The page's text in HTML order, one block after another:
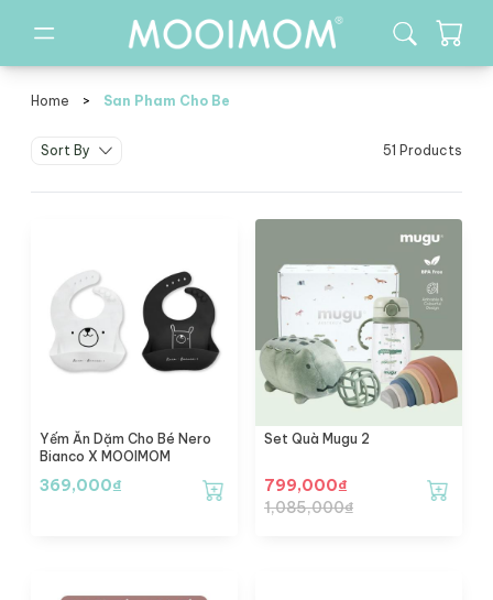
Home > San Pham Cho Be
san pham cho be
Sort By 51 Products
Yếm Ăn Dặm Cho Bé Nero
Bianco X MOOIMOM
369,000₫
Set Quà Mugu 2
799,000₫
1,085,000₫